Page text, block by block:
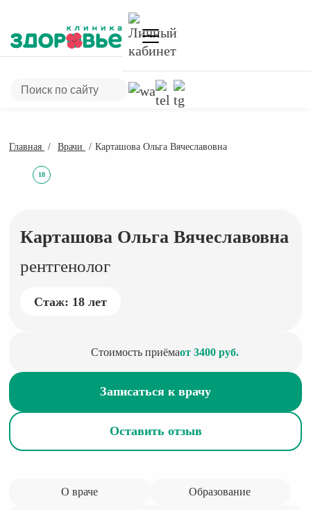
Главная Врачи Карташова Ольга Вячеславовна
18
Карташова Ольга Вячеславовна
рентгенолог
Стаж: 18 лет
Стоимость приёмаот 3400 руб.
Записаться к врачу
Оставить отзыв
О враче Образование